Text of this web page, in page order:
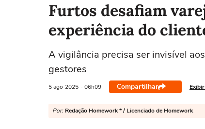
Furtos desafiam
experiência do
A vigilância precisa ser invisível
gestores
5 ago 2025 - 06h09 Compartilhar
Por: Redação Homework * / Licenciado de Homework